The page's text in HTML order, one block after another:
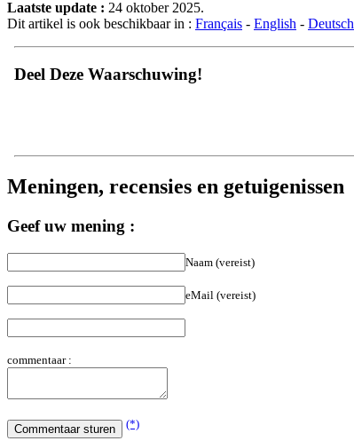
Laatste update : 24 oktober 2025.
Dit artikel is ook beschikbaar in : Français - English - Deutsch
Deel Deze Waarschuwing!
Meningen, recensies en getuigenissen
Geef uw mening :
Naam (vereist)
eMail (vereist)
commentaar :
(*)